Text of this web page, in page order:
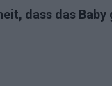
dass das Baby